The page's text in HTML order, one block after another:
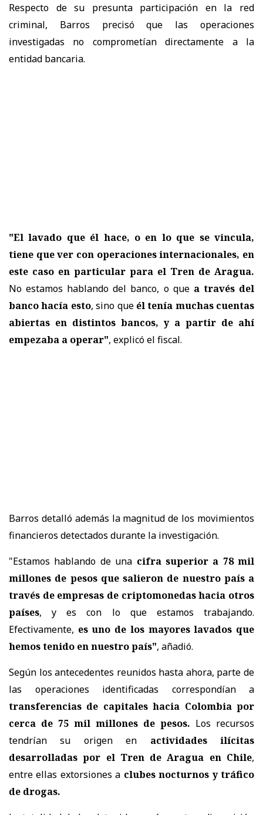
Respecto de su presunta participación en la red
criminal, Barros precisó que las operaciones
investigadas no comprometían directamente a la
entidad bancaria.
"El lavado que él hace, o en lo que se vincula,
tiene que ver con operaciones internacionales, en
este caso en particular para el Tren de Aragua.
No estamos hablando del banco, o que a través del
banco hacía esto, sino que él tenía muchas cuentas
abiertas en distintos bancos, y a partir de ahí
empezaba a operar", explicó el fiscal.
Barros detalló además la magnitud de los movimientos
financieros detectados durante la investigación.
"Estamos hablando de una cifra superior a 78 mil
millones de pesos que salieron de nuestro país a
través de empresas de criptomonedas hacia otros
países, y es con lo que estamos trabajando.
Efectivamente, es uno de los mayores lavados que
hemos tenido en nuestro país", añadió.
Según los antecedentes reunidos hasta ahora, parte de
las operaciones identificadas correspondían a
transferencias de capitales hacia Colombia por
cerca de 75 mil millones de pesos. Los recursos
tendrían su origen en actividades ilícitas
desarrolladas por el Tren de Aragua en Chile,
entre ellas extorsiones a clubes nocturnos y tráfico
de drogas.